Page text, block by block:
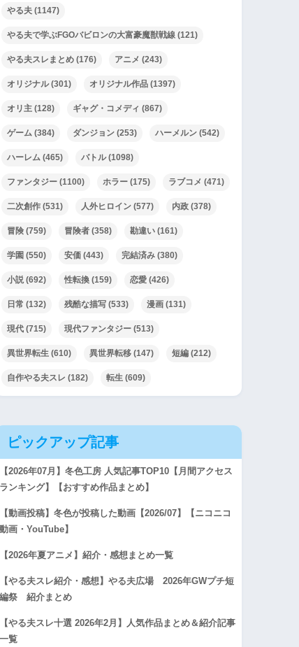
やる夫 (1147)
やる夫で学ぶFGOバビロンの大富豪魔獣戦線 (121)
やる夫スレまとめ (176) アニメ (243)
オリジナル(301) オリジナル作品 (1397)
オリ主 (128) ギャグ・コメディ (867)
ゲーム (384) ダンジョン (253) ハーメルン (542)
ハーレム (465) バトル(1098)
ファンタジー (1100) ホラー (175) ラブコメ (471)
二次創作 (531) 人外ヒロイン (577) 内政 (378)
冒険 (759) 冒険者 (358) 勘違い (161)
学園 (550) 安価 (443) 完結済み (380)
小説(692) 性転換 (159) 恋愛 (426)
日常 (132) 残酷な描写 (533) 漫画 (131)
現代 (715) 現代ファンタジー (513)
異世界転生 (610) 異世界転移 (147) 短編 (212)
自作やる夫スレ (182) 転生 (609)
ピックアップ記事
【2026年07月】冬色工房 人気記事TOP10【月間アクセス
ランキング】【おすすめ作品まとめ】
【動画投稿】冬色が投稿した動画【2026/07】【ニコニコ
動画・YouTube】
【2026年夏アニメ】紹介・感想まとめ一覧
【やる夫スレ紹介・感想】やる夫広場 2026年GWプチ短
編祭 紹介まとめ
【やる夫スレ十選 2026年2月】人気作品まとめ＆紹介記事
一覧